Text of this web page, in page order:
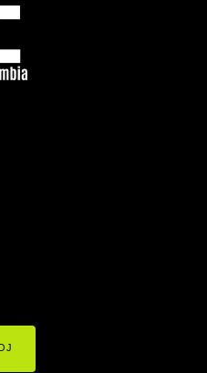
1.1100AM , TODOS LOS